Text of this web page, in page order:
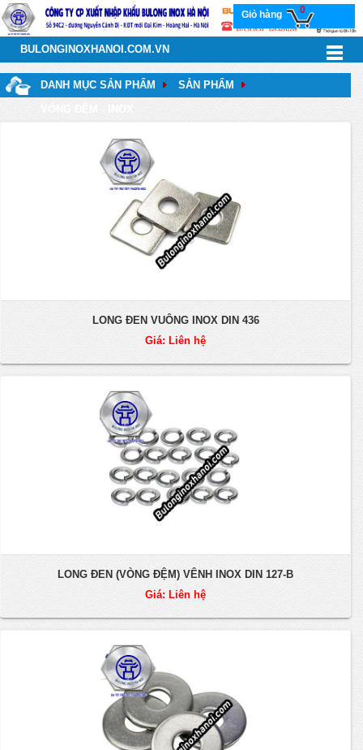
Giỏ hàng 0
BULONGINOXHANOI.COM.VN
DANH MỤC SẢN PHẨM
SẢN PHẨM
LONG ĐEN VUÔNG INOX DIN 436
Giá: Liên hệ
LONG ĐEN (VÒNG ĐỆM) VÊNH INOX DIN 127-B
Giá: Liên hệ